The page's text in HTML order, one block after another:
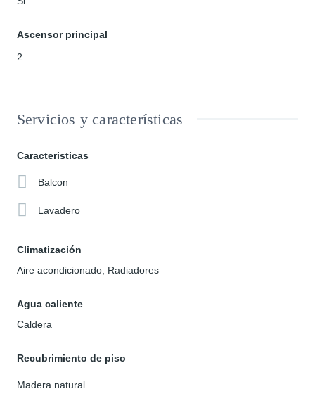
Ascensor principal
2
Servicios y características
Caracteristicas
Balcon
Lavadero
Climatización
Aire acondicionado, Radiadores
Agua caliente
Caldera
Recubrimiento de piso
Madera natural